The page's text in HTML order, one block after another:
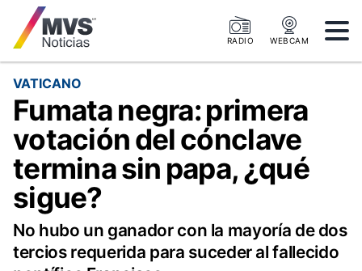
RADIO WEBCAM
VATICANO
Fumata negra: primera
votación del cónclave
termina sin papa, ¿qué
sigue?
No hubo un ganador con la mayoría de dos
tercios requerida para suceder al fallecido